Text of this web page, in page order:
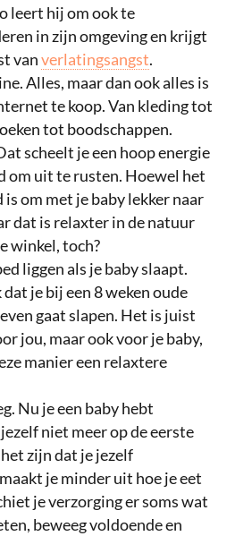
leert hij om ook te
in zijn omgeving en krijgt
vanverlatingsangst.
Alles, maar dan ook alles is
te koop. Van kleding tot
tot boodschappen.
scheelt je een hoop energie
om uit te rusten. Hoewel het
om met je baby lekker naar
dat is relaxter in de natuur
winkel, toch?
liggen als je baby slaapt.
je bij een 8 weken oude
gaat slapen. Het is juist
jou, maar ook voor je baby,
manier een relaxtere
Nu je een baby hebt
niet meer op de eerste
zijn dat je jezelf
je minder uit hoe je eet
je verzorging er soms wat
beweeg voldoende en